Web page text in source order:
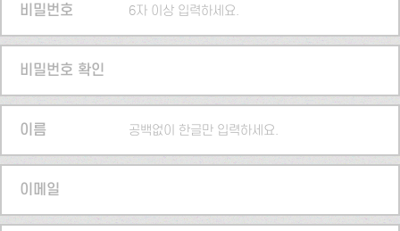
비밀번호 6자 이상 입력하세요.
비밀번호 확인
이름 공백없이 한글만 입력하세요.
이메일